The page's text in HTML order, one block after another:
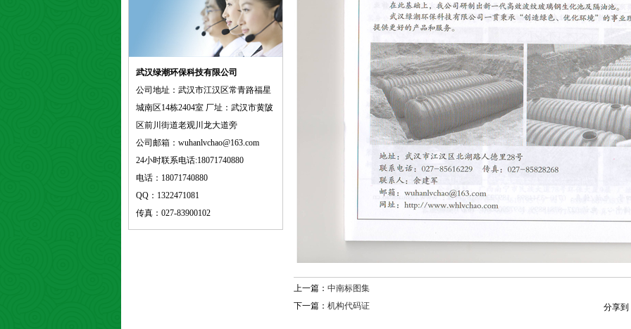
武汉绿潮环保科技有限公司
公司地址：武汉市江汉区常青路福星
城南区14栋2404室 厂址：武汉市黄陂
区前川街道老观川龙大道旁
公司邮箱：wuhanlvchao@163.com
24小时联系电话:18071740880
电话：18071740880
QQ：1322471081
传真：027-83900102
上一篇： 中南标图集
下一篇： 机构代码证 分享到